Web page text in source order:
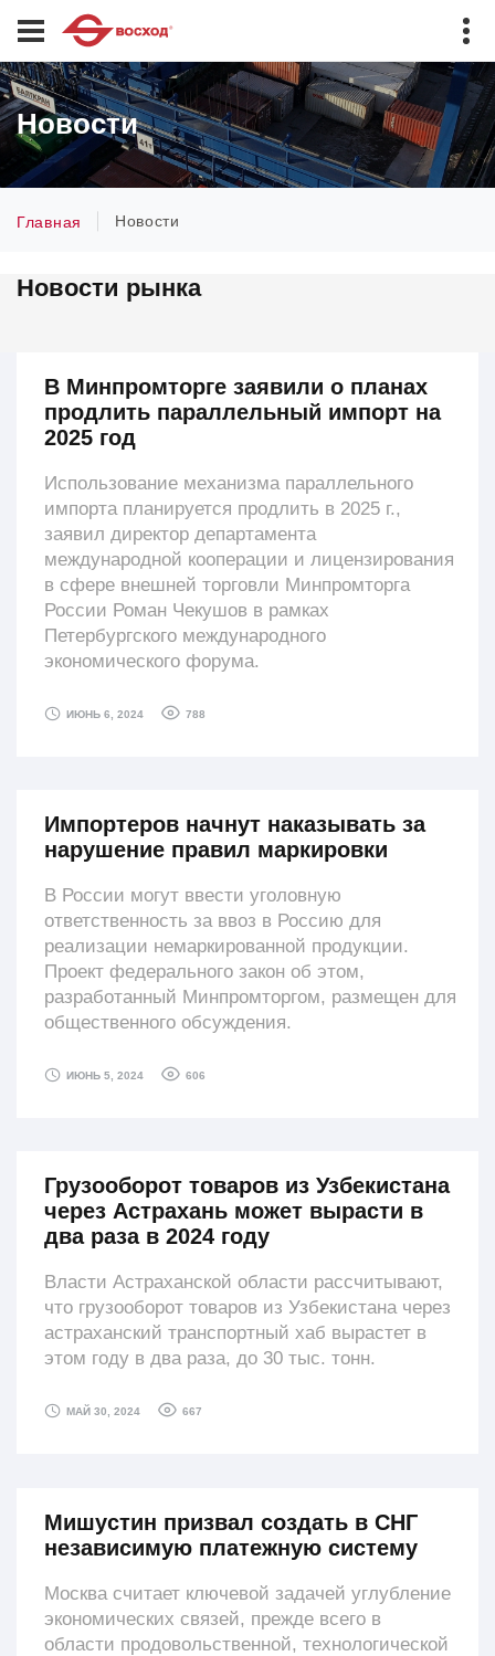
Новости
Главная Новости
Новости рынка
В Минпромторге заявили о планах
продлить параллельный импорт на
2025 год
Использование механизма параллельного
импорта планируется продлить в 2025 г.,
заявил директор департамента
международной кооперации и лицензирования
в сфере внешней торговли Минпромторга
России Роман Чекушов в рамках
Петербургского международного
экономического форума.
ИЮНЬ 6, 2024 788
Импортеров начнут наказывать за
нарушение правил маркировки
В России могут ввести уголовную
ответственность за ввоз в Россию для
реализации немаркированной продукции.
Проект федерального закон об этом,
разработанный Минпромторгом, размещен для
общественного обсуждения.
ИЮНЬ 5, 2024 606
Грузооборот товаров из Узбекистана
через Астрахань может вырасти в
два раза в 2024 году
Власти Астраханской области рассчитывают,
что грузооборот товаров из Узбекистана через
астраханский транспортный хаб вырастет в
этом году в два раза, до 30 тыс. тонн.
МАЙ 30, 2024 667
Мишустин призвал создать в СНГ
независимую платежную систему
Москва считает ключевой задачей углубление
экономических связей, прежде всего в
области продовольственной, технологической